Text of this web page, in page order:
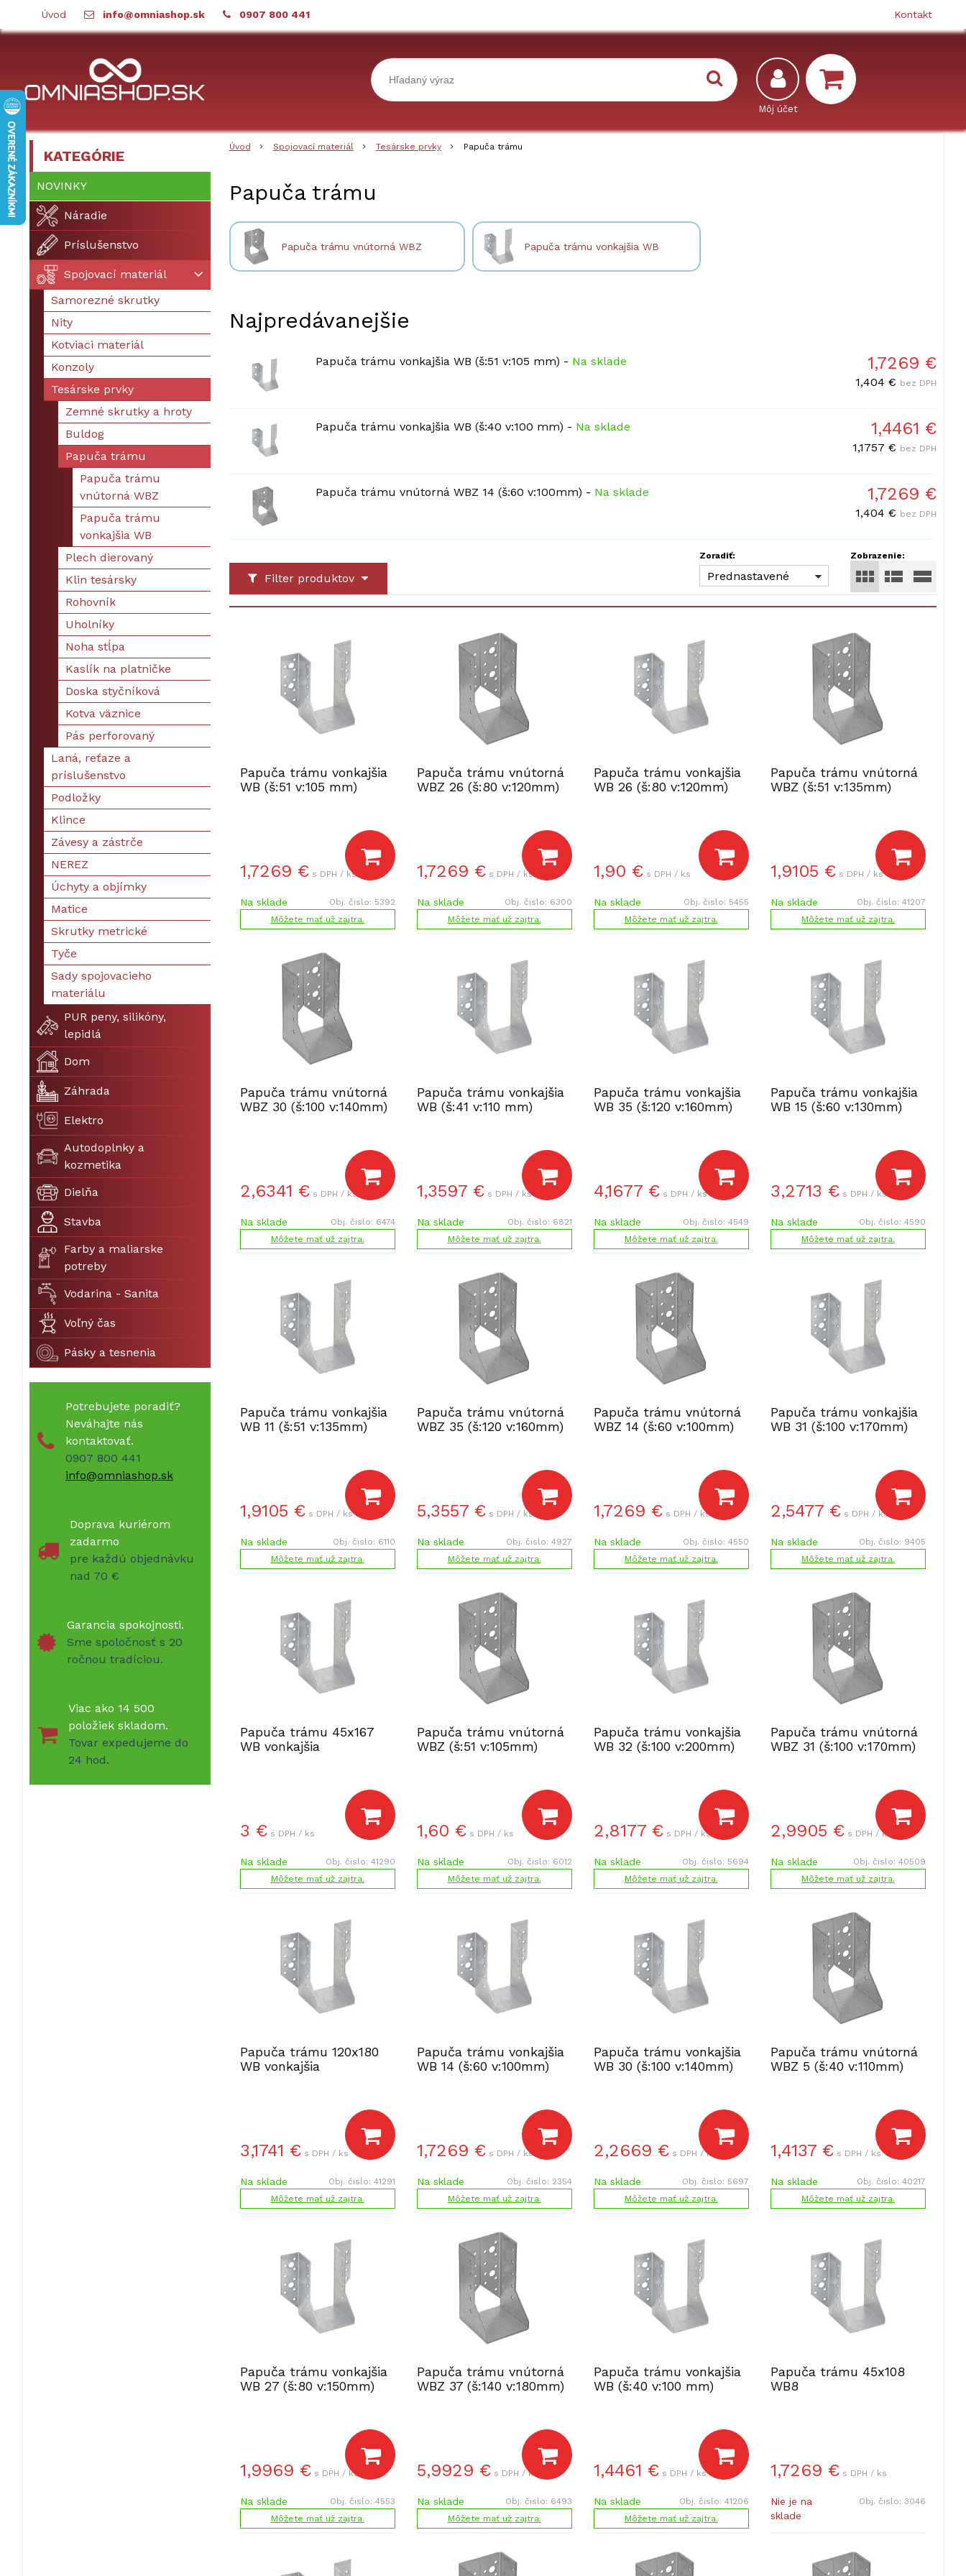
Úvod info@omniashop.sk 0907 800 441 Kontakt
Úvod Spojovací materiál Tesárske prvky Papuča trámu
Papuča trámu
Papuča trámu vnútorná WBZ Papuča trámu vonkajšia WB
Najpredávanejšie
Papuča trámu vonkajšia WB (š:51 v:105 mm) - Na sklade 1,7269 €
1,404 € bez DPH
Papuča trámu vonkajšia WB (š:40 v:100 mm) - Na sklade 1,4461 €
1,1757 € bez DPH
Papuča trámu vnútorná WBZ 14 (š:60 v:100mm) - Na sklade 1,7269 €
1,404 € bez DPH
Filter produktov
Zobrazenie:
Zoradiť:
Prednastavené
Papuča trámu vonkajšia
WB (š:51 v:105 mm)
1,7269 € s DPH / ks
Na sklade Obj. čislo: 5392
Môžete mať už zajtra.
Papuča trámu vnútorná
WBZ 26 (š:80 v:120mm)
1,7269 € s DPH / ks
Na sklade Obj. čislo: 6300
Môžete mať už zajtra.
Papuča trámu vonkajšia
WB 26 (š:80 v:120mm)
1,90 € s DPH / ks
Na sklade Obj. čislo: 5455
Môžete mať už zajtra.
Papuča trámu vnútorná
WBZ (š:51 v:135mm)
1,9105 € s DPH / ks
Na sklade Obj. čislo: 41207
Môžete mať už zajtra.
Papuča trámu vnútorná
WBZ 30 (š:100 v:140mm)
2,6341 € s DPH / ks
Na sklade Obj. čislo: 6474
Môžete mať už zajtra.
Papuča trámu vonkajšia
WB (š:41 v:110 mm)
1,3597 € s DPH / ks
Na sklade Obj. čislo: 6821
Môžete mať už zajtra.
Papuča trámu vonkajšia
WB 35 (š:120 v:160mm)
4,1677 € s DPH / ks
Na sklade Obj. čislo: 4549
Môžete mať už zajtra.
Papuča trámu vonkajšia
WB 15 (š:60 v:130mm)
3,2713 € s DPH / ks
Na sklade Obj. čislo: 4590
Môžete mať už zajtra.
Papuča trámu vonkajšia
WB 11 (š:51 v:135mm)
1,9105 € s DPH / ks
Na sklade Obj. čislo: 6110
Môžete mať už zajtra.
Papuča trámu vnútorná
WBZ 35 (š:120 v:160mm)
5,3557 € s DPH / ks
Na sklade Obj. čislo: 4927
Môžete mať už zajtra.
Papuča trámu vnútorná
WBZ 14 (š:60 v:100mm)
1,7269 € s DPH / ks
Na sklade Obj. čislo: 4550
Môžete mať už zajtra.
Papuča trámu vonkajšia
WB 31 (š:100 v:170mm)
2,5477 € s DPH / ks
Na sklade Obj. čislo: 9405
Môžete mať už zajtra.
Papuča trámu 45x167
WB vonkajšia
3 € s DPH / ks
Na sklade Obj. čislo: 41290
Môžete mať už zajtra.
Papuča trámu vnútorná
WBZ (š:51 v:105mm)
1,60 € s DPH / ks
Na sklade Obj. čislo: 6012
Môžete mať už zajtra.
Papuča trámu vonkajšia
WB 32 (š:100 v:200mm)
2,8177 € s DPH / ks
Na sklade Obj. čislo: 5694
Môžete mať už zajtra.
Papuča trámu vnútorná
WBZ 31 (š:100 v:170mm)
2,9905 € s DPH / ks
Na sklade Obj. čislo: 40509
Môžete mať už zajtra.
Papuča trámu 120x180
WB vonkajšia
3,1741 € s DPH / ks
Na sklade Obj. čislo: 41291
Môžete mať už zajtra.
Papuča trámu vonkajšia
WB 14 (š:60 v:100mm)
1,7269 € s DPH / ks
Na sklade Obj. čislo: 2354
Môžete mať už zajtra.
Papuča trámu vonkajšia
WB 30 (š:100 v:140mm)
2,2669 € s DPH / ks
Na sklade Obj. čislo: 5697
Môžete mať už zajtra.
Papuča trámu vnútorná
WBZ 5 (š:40 v:110mm)
1,4137 € s DPH / ks
Na sklade Obj. čislo: 40217
Môžete mať už zajtra.
Papuča trámu vonkajšia
WB 27 (š:80 v:150mm)
1,9969 € s DPH / ks
Na sklade Obj. čislo: 4553
Môžete mať už zajtra.
Papuča trámu vnútorná
WBZ 37 (š:140 v:180mm)
5,9929 € s DPH / ks
Na sklade Obj. čislo: 6493
Môžete mať už zajtra.
Papuča trámu vonkajšia
WB (š:40 v:100 mm)
1,4461 € s DPH / ks
Na sklade Obj. čislo: 41206
Môžete mať už zajtra.
Papuča trámu 45x108
WB8
1,7269 € s DPH / ks
Nie je na
sklade
Obj. čislo: 3046
KATEGÓRIE
NOVINKY
Náradie
Príslušenstvo
Spojovací materiál
Samorezné skrutky
Nity
Kotviaci materiál
Konzoly
Tesárske prvky
Zemné skrutky a hroty
Buldog
Papuča trámu
Papuča trámu
vnútorná WBZ
Papuča trámu
vonkajšia WB
Plech dierovaný
Klin tesársky
Rohovník
Uholníky
Noha stĺpa
Kaslík na platničke
Doska styčníková
Kotva väznice
Pás perforovaný
Laná, reťaze a
príslušenstvo
Podložky
Klince
Závesy a zástrče
NEREZ
Úchyty a objímky
Matice
Skrutky metrické
Tyče
Sady spojovacieho
materiálu
PUR peny, silikóny,
lepidlá
Dom
Záhrada
Elektro
Autodoplnky a
kozmetika
Dielňa
Stavba
Farby a maliarske
potreby
Vodarina - Sanita
Voľný čas
Pásky a tesnenia
Potrebujete poradiť?
Neváhajte nás
kontaktovať.
0907 800 441
info@omniashop.sk
Doprava kuriérom
zadarmo
pre každú objednávku
nad 70 €
Garancia spokojnosti.
Sme spoločnosť s 20
ročnou tradíciou.
Viac ako 14 500
položiek skladom.
Tovar expedujeme do
24 hod.